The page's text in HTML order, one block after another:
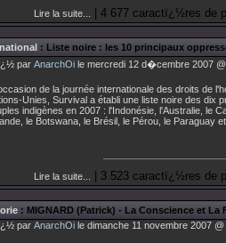
Lire la suite... | 4 677 caractï¿½res de
: Liste noire : les 10 principaux
par AnarchOi le mercredi 12 d�cembre 2007
de la journée internationale des droits de
Unies, Survival a établi une liste noire des dix
indigènes en 2007 : l'Indonésie, l'Australie, le
le Botswana, le Brésil, le Pérou, le Paraguay et
Lire la suite... | 3 523 caractï¿½res de
: MIGNARD (Patrick) - La Conscience et La
par AnarchOi le dimanche 11 novembre 2007